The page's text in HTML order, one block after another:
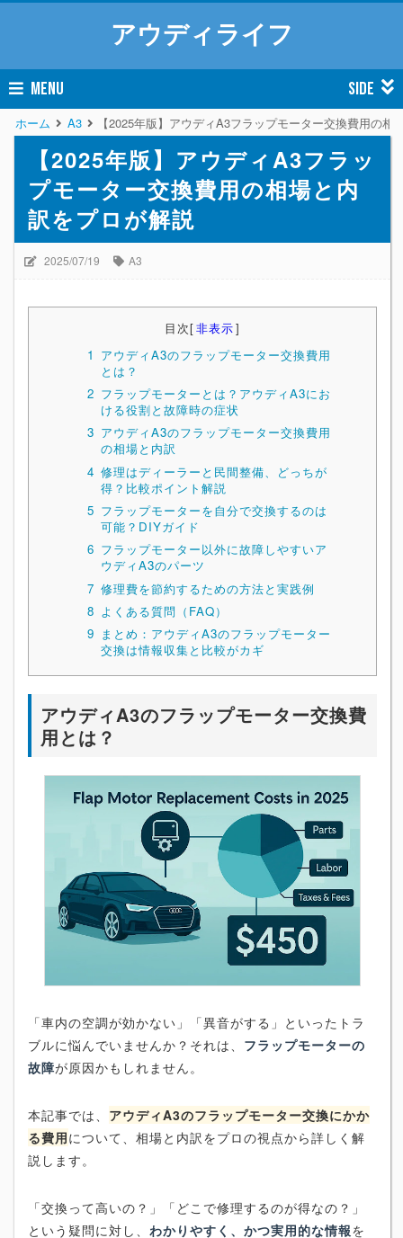
アウディライフ
MENU SIDE
ホーム A3 【2025年版】アウディA3フラップモーター交換費用の相
【2025年版】アウディA3フラッ
プモーター交換費用の相場と内
訳をプロが解説
2025/07/19 A3
目次[非表示]
1 アウディA3のフラップモーター交換費用
とは？
2 フラップモーターとは？アウディA3にお
ける役割と故障時の症状
3 アウディA3のフラップモーター交換費用
の相場と内訳
4 修理はディーラーと民間整備、どっちが
得？比較ポイント解説
5 フラップモーターを自分で交換するのは
可能？DIYガイド
6 フラップモーター以外に故障しやすいア
ウディA3のパーツ
7 修理費を節約するための方法と実践例
8 よくある質問（FAQ）
9 まとめ：アウディA3のフラップモーター
交換は情報収集と比較がカギ
アウディA3のフラップモーター交換費
用とは？
「車内の空調が効かない」「異音がする」といったトラ
ブルに悩んでいませんか？それは、 フラップモーターの
故障が原因かもしれません。
本記事では、 アウディA3のフラップモーター交換にかか
る費用について、相場と内訳をプロの視点から詳しく解
説します。
「交換って高いの？」「どこで修理するのが得なの？」
という疑問に対し、 わかりやすく、かつ実用的な情報を